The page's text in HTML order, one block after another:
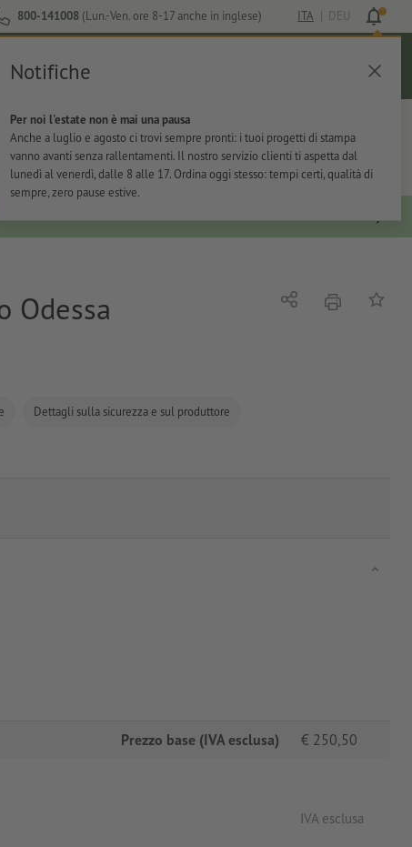
800-141008 (Lun.-Ven. ore 8-17 anche in inglese) ITA | DEU
Notifiche
Per noi l'estate non è mai una pausa
Anche a luglio e agosto ci trovi sempre pronti: i tuoi progetti di stampa
vanno avanti senza rallentamenti. Il nostro servizio clienti ti aspetta dal
lunedì al venerdì, dalle 8 alle 17. Ordina oggi stesso: tempi certi, qualità di
sempre, zero pause estive.
Carrello
Per l'ufficio Adesivi
Odessa
Dettagli sulla sicurezza e sul produttore
Condividistamparealla
Prezzo base (IVA esclusa) € 250,50
IVA esclusa